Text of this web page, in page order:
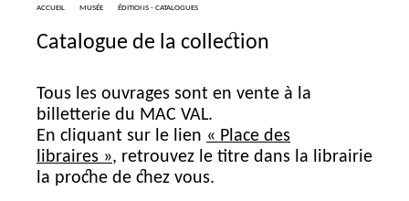
ACCUEIL MUSÉE ÉDITIONS - CATALOGUES
Catalogue de la collection
Tous les ouvrages sont en vente à la
billetterie du MAC VAL.
En cliquant sur le lien « Place des
libraires », retrouvez le titre dans la librairie
la proche de chez vous.